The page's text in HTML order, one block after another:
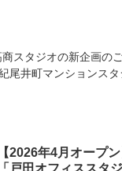
【2026年4月オープ
「戸田オフィススタ